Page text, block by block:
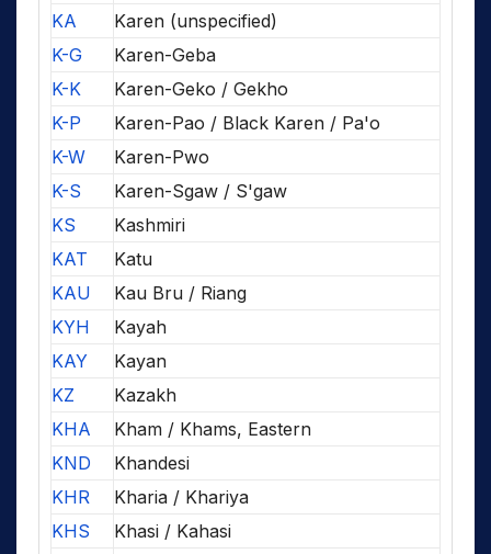
KA
Karen (unspecified)
K-G
Karen-Geba
K-K
Karen-Geko / Gekho
K-P
Karen-Pao / Black Karen / Pa'o
K-W
Karen-Pwo
K-S
Karen-Sgaw / S'gaw
KS
Kashmiri
KAT
Katu
KAU
Kau Bru / Riang
KYH
Kayah
KAY
Kayan
KZ
Kazakh
KHA
Kham / Khams, Eastern
KND
Khandesi
KHR
Kharia / Khariya
KHS
Khasi / Kahasi